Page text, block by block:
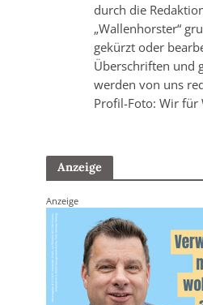
durch die
„Wallenhorster“
gekürzt oder
Überschriften und
werden von uns
Profil-Foto: Wir für
Anzeige
Anzeige